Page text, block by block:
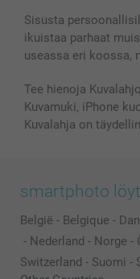
Valokuvakehykset &
Lahjakortti
Kaikki kuvatuotteet
Sisusta
ikuistaa parhaat
useassa eri koossa,
Tee hienoja
Kuvamuki, iPhone
Kuvalahja on
smartphoto
België - Belgique -
- Nederland - Norge -
Switzerland - Suomi -